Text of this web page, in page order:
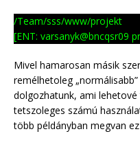
/Team/sss/www/projekt
[ENT: varsanyk@bncqsr09
Mivel hamarosan másik
remélhetoleg
dolgozhatunk, ami
tetszoleges számú
több példányban megvan